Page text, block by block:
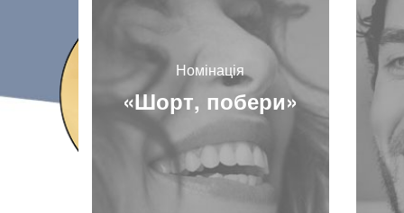
Номінація
«Шорт, побери»